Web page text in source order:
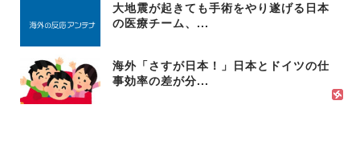
大地震が起きても手術をやり遂げる日本
の医療チーム、...
海外「さすが日本！」日本とドイツの仕
事効率の差が分...